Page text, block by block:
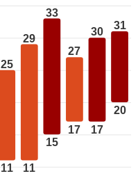
25
11
29
11
33
15
27
17
30
17
31
20